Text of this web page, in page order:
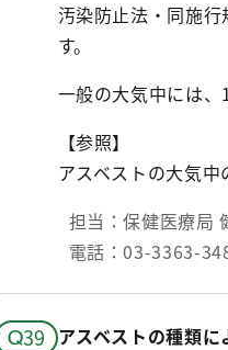
汚染防止法・同施
す。
一般の大気中には、
【参照】
アスベストの大気
担当：保健医療局
電話：03-3363-
アスベストの種類に